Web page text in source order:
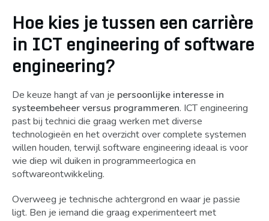
Hoe kies je tussen een carrière
in ICT engineering of software
engineering?
De keuze hangt af van je persoonlijke interesse in
systeembeheer versus programmeren. ICT engineering
past bij technici die graag werken met diverse
technologieën en het overzicht over complete systemen
willen houden, terwijl software engineering ideaal is voor
wie diep wil duiken in programmeerlogica en
softwareontwikkeling.
Overweeg je technische achtergrond en waar je passie
ligt. Ben je iemand die graag experimenteert met